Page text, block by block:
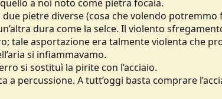
a noi noto come pietra focaia.
pietre diverse (cosa che volendo
dura come la selce. Il violento
tale asportazione era talmente violenta che
si infiammavamo.
si sostituì la pirite con l’acciaio.
a percussione. A tutt’oggi basta comprare